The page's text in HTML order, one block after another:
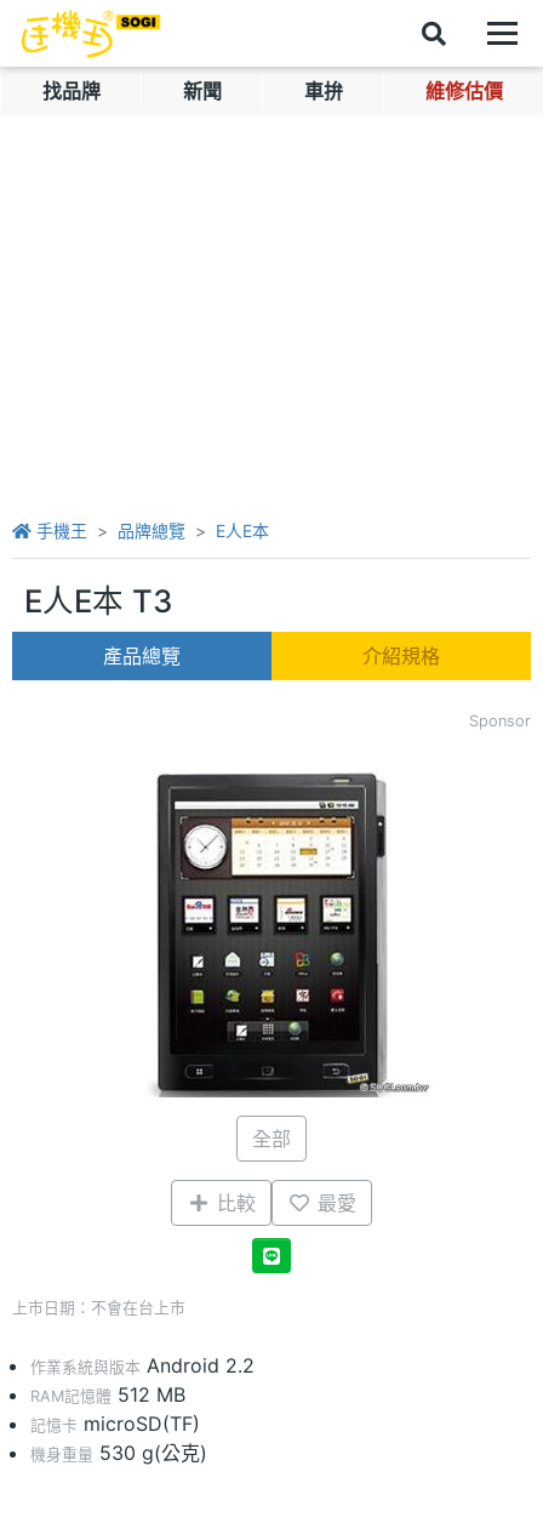
找品牌 新聞 車拚 維修估價
手機王 品牌總覽 E人E本
E人E本 T3
產品總覽 介紹規格
Sponsor
全部
比較 最愛
上市日期：不會在台上市
作業系統與版本 Android 2.2
RAM記憶體 512 MB
記憶卡 microSD(TF)
機身重量 530 g(公克)